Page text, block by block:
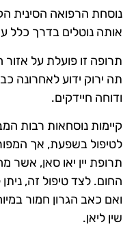
נוסחת הרפואה הסינית
אותה נוטלים בדרך כלל
תרופה זו פועלת על
תה ירוק ידוע לאחרונה
ודוחה חיידקים.
קיימות נוסחאות רבות
לטיפול בשפעת, אך
תרופת יין יאו סאן, אשר
החום. לצד טיפול זה,
ואם כאב הגרון חמור
שין ליאן.